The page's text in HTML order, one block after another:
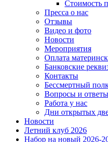
Стоимость
Пресса о нас
Отзывы
Видео и фото
Новости
Мероприятия
Оплата
Банковские
Контакты
Бессмертный
Вопросы и ответы
Работа у нас
Дни открытых
Новости
Летний клуб 2026
Набор на новый 2026-